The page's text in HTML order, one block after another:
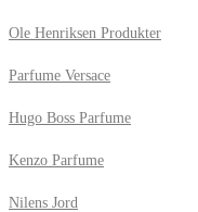
Ole Henriksen Produkter
Parfume Versace
Hugo Boss Parfume
Kenzo Parfume
Nilens Jord